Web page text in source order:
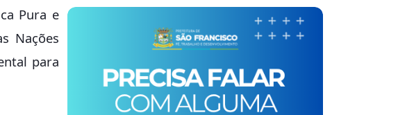
Pura e
Nações
para